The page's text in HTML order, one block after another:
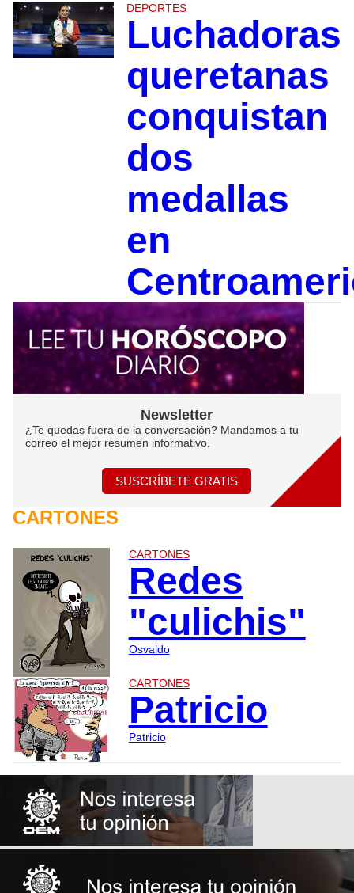
DEPORTES
Luchadoras
queretanas
conquistan
dos
medallas
en
Newsletter
¿Te quedas fuera de la conversación? Mandamos a tu
correo el mejor resumen informativo.
SUSCRÍBETE GRATIS
CARTONES
CARTONES
Redes
"culichis"
Osvaldo
CARTONES
Patricio
Patricio